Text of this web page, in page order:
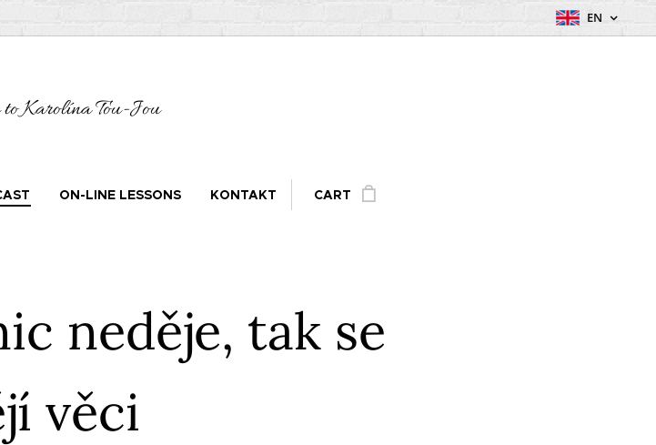
EN
to Karolína Tou-Jou
ON-LINE LESSONS KONTAKT CART
neděje, tak se
věci